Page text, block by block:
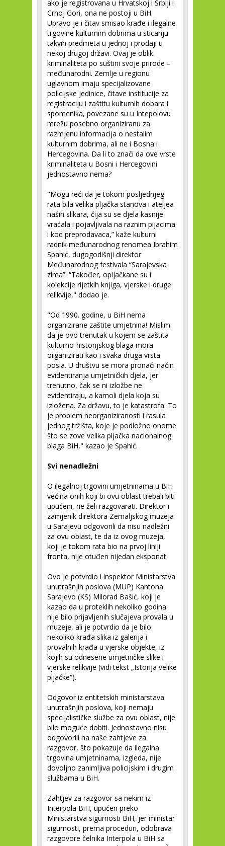
ako je registrovana u Hrvatskoj i Srbiji i
Crnoj Gori, ona ne postoji u BiH.
Upravo je i čitav smisao krađe i ilegalne
trgovine kulturnim dobrima u sticanju
takvih predmeta u jednoj i prodaji u
nekoj drugoj državi. Ovaj je oblik
kriminaliteta po suštini svoje prirode –
međunarodni. Zemlje u regionu
uglavnom imaju specijalizovane
policijske jedinice, čitave institucije za
registraciju i zaštitu kulturnih dobara i
spomenika, povezane su u Intepolovu
mrežu posebno organiziranu za
razmjenu informacija o nestalim
kulturnim dobrima, ali ne i Bosna i
Hercegovina. Da li to znači da ove vrste
kriminaliteta u Bosni i Hercegovini
jednostavno nema?
"Mogu reći da je tokom posljednjeg
rata bila velika pljačka stanova i ateljea
naših slikara, čija su se djela kasnije
vraćala i pojavljivala na raznim pijacima
i kod preprodavaca,” kaže kulturni
radnik međunarodnog renomea Ibrahim
Spahić, dugogodišnji direktor
Međunarodnog festivala “Sarajevska
zima”. “Također, opljačkane su i
kolekcije rijetkih knjiga, vjerske i druge
relikvije," dodao je.
"Od 1990. godine, u BiH nema
organizirane zaštite umjetnina! Mislim
da je ovo trenutak u kojem se zaštita
kulturno-historijskog blaga mora
organizirati kao i svaka druga vrsta
posla. U društvu se mora pronaći način
evidentiranja umjetničkih djela, jer
trenutno, čak se ni izložbe ne
evidentiraju, a kamoli djela koja su
izložena. Za državu, to je katastrofa. To
je problem neorganiziranosti i rasula
jednog tržišta, koje je podložno onome
što se zove velika pljačka nacionalnog
blaga BiH," kazao je Spahić.
Svi nenadležni
O ilegalnoj trgovini umjetninama u BiH
većina onih koji bi ovu oblast trebali biti
upućeni, ne želi razgovarati. Direktor i
zamjenik direktora Zemaljskog muzeja
u Sarajevu odgovorili da nisu nadležni
za ovu oblast, te da iz ovog muzeja,
koji je tokom rata bio na prvoj liniji
fronta, nije otuđen nijedan eksponat.
Ovo je potvrdio i inspektor Ministarstva
unutrašnjih poslova (MUP) Kantona
Sarajevo (KS) Milorad Bašić, koji je
kazao da u proteklih nekoliko godina
nije bilo prijavljenih slučajeva provala u
muzeje, ali je potvrdio da je bilo
nekoliko krađa slika iz galerija i
provalnih krađa u vjerske objekte, iz
kojih su odnesene umjetničke slike i
vjerske relikvije (vidi tekst „Istorija velike
pljačke“).
Odgovor iz entitetskih ministarstava
unutrašnjih poslova, koji nemaju
specijalističke službe za ovu oblast, nije
bilo moguće dobiti. Jednostavno nisu
odgovorili na naše zahtjeve za
razgovor, što pokazuje da ilegalna
trgovina umjetninama, izgleda, nije
dovoljno zanimljiva policijskim i drugim
službama u BiH.
Zahtjev za razgovor sa nekim iz
Interpola BiH, upućen preko
Ministarstva sigurnosti BiH, jer ministar
sigurnosti, prema proceduri, odobrava
razgovore čelnika Interpola u BiH sa